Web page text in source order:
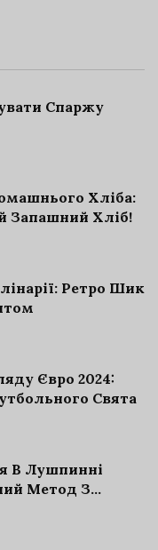
Спаржу
Хліба:
Запашний Хліб!
Ретро Шик
Євро 2024:
Свята
В Лушпинні
Метод З